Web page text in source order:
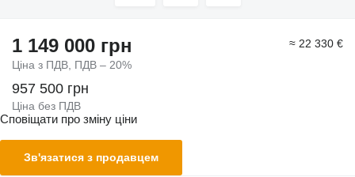
1 149 000 грн
Ціна з ПДВ, ПДВ – 20%
≈ 22 330 €
957 500 грн
Ціна без ПДВ
Сповіщати про зміну ціни
Зв'язатися з продавцем